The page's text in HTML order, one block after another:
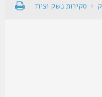
סקירות נשק וציוד